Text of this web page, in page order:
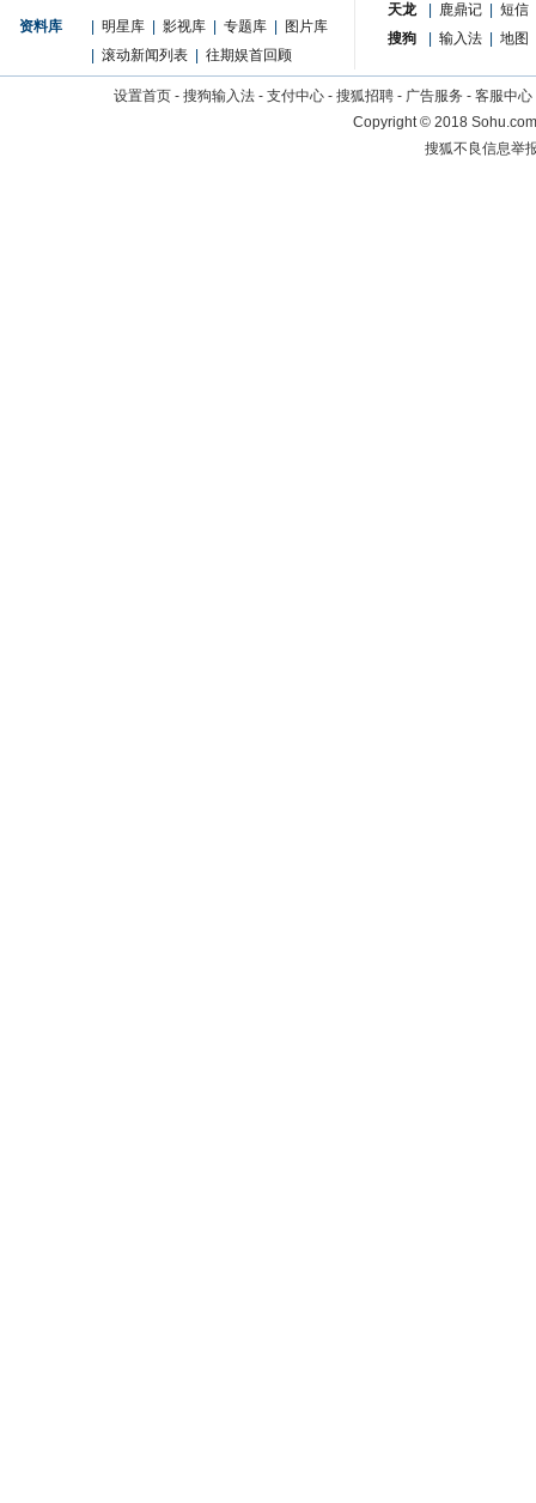
资料库 明星库 影视库 专题库
图片库
滚动新闻列表 往期娱首回顾
天龙
鹿鼎记
短信
搜狗
输入法 地图
设置首页 - 搜狗输入法 - 支付中心 - 搜狐招聘 - 广告服务 - 客服中心
Copyright©2018
搜狐不良信息举